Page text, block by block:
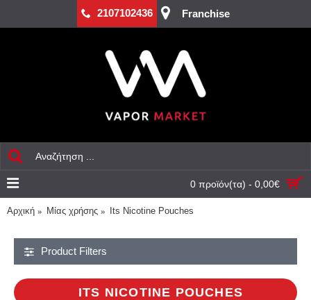
2107102436 Franchise
0 προϊόν(τα) - 0,00€
Αρχική Mίας χρήσης Its Nicotine Pouches
Product Filters
ITS NICOTINE POUCHES